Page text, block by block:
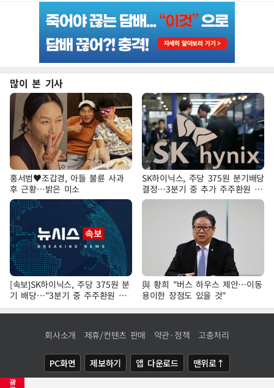
광
많이 본 기사
홍서범♥조갑경, 아들 불륜 사과
후 근황…밝은 미소
SK하이닉스, 주당 375원 분기배당
결정…3분기 중 추가 주주환원 발
표
[속보]SK하이닉스, 주당 375원 분
기 배당…"3분기 중 주주환원 방
안 확정"
與 황희 "버스 하우스 제안…이동
용이한 장점도 있을 것"
회사소개 제휴/컨텐츠 판매 약관·정책 고충처리
PC화면 제보하기 앱 다운로드 맨위로↑